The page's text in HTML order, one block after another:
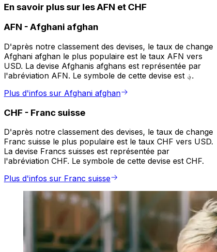
En savoir plus sur les AFN et CHF
AFN - Afghani afghan
D'après notre classement des devises, le taux de change
Afghani afghan le plus populaire est le taux AFN vers
USD. La devise Afghanis afghans est représentée par
l'abréviation AFN. Le symbole de cette devise est ؋.
Plus d'infos sur Afghani afghan
CHF - Franc suisse
D'après notre classement des devises, le taux de change
Franc suisse le plus populaire est le taux CHF vers USD.
La devise Francs suisses est représentée par
l'abréviation CHF. Le symbole de cette devise est CHF.
Plus d'infos sur Franc suisse